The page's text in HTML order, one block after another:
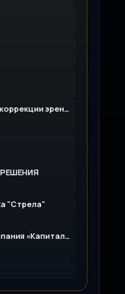
Клиника лазерной коррекции зрения «Зрение Пенза»
"Стрела"
Строительная компания «Капитал-Строй»